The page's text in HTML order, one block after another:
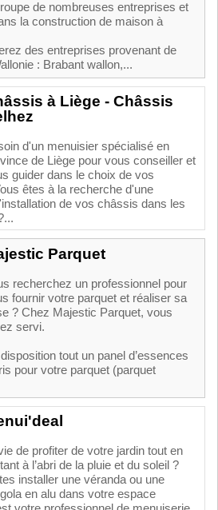
de nombreuses entreprises et
la construction de maison à
des entreprises provenant de
: Brabant wallon,...
à Liège - Châssis
d'un menuisier spécialisé en
de Liège pour vous conseiller et
guider dans le choix de vos
êtes à la recherche d'une
de vos châssis dans les
Parquet
recherchez un professionnel pour
fournir votre parquet et réaliser sa
? Chez Majestic Parquet, vous
servi.
tout un panel d’essences
pour votre parquet (parquet
de profiter de votre jardin tout en
à l’abri de la pluie et du soleil ?
installer une véranda ou une
en alu dans votre espace